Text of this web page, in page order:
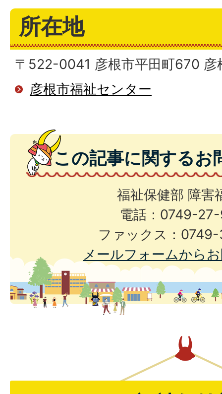
所在地
〒522-0041 彦根市平田町670 彦
彦根市福祉センター
この記事に関するお
福祉保健部 障害
電話：0749-
ファックス：
メールフォームから